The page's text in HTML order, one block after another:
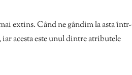
extins. Când ne gândim la asta într-
acesta este unul dintre atributele